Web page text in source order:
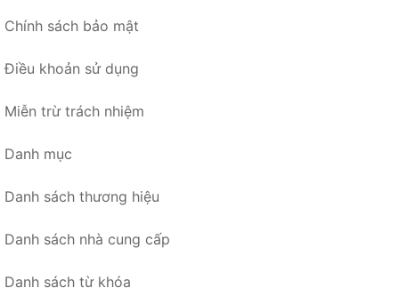
Chính sách bảo mật
Điều khoản sử dụng
Miễn trừ trách nhiệm
Danh mục
Danh sách thương hiệu
Danh sách nhà cung cấp
Danh sách từ khóa